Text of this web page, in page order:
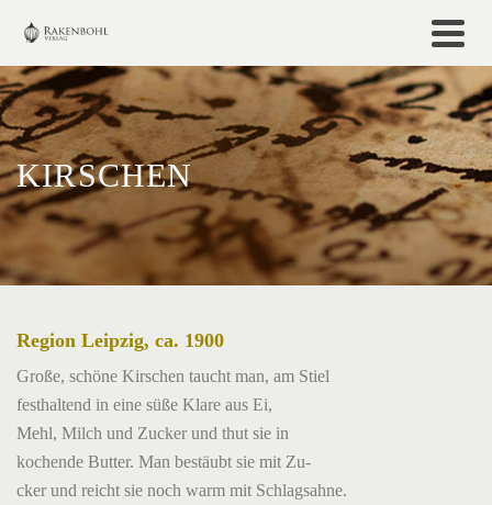
KIRSCHEN
Region Leipzig, ca. 1900
Große, schöne Kirschen taucht man, am Stiel
festhaltend in eine süße Klare aus Ei,
Mehl, Milch und Zucker und thut sie in
kochende Butter. Man bestäubt sie mit Zu-
cker und reicht sie noch warm mit Schlagsahne.